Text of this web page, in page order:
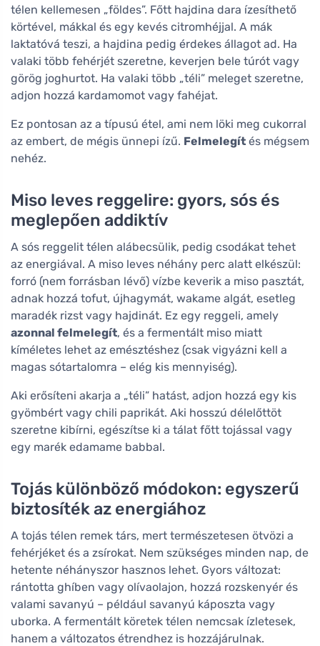
télen kellemesen „földes”. Főtt hajdina dara ízesíthető
körtével, mákkal és egy kevés citromhéjjal. A mák
laktatóvá teszi, a hajdina pedig érdekes állagot ad. Ha
valaki több fehérjét szeretne, keverjen bele túrót vagy
görög joghurtot. Ha valaki több „téli” meleget szeretne,
adjon hozzá kardamomot vagy fahéjat.
Ez pontosan az a típusú étel, ami nem löki meg cukorral
az embert, de mégis ünnepi ízű. Felmelegít és mégsem
nehéz.
Miso leves reggelire: gyors, sós és
meglepően addiktív
A sós reggelit télen alábecsülik, pedig csodákat tehet
az energiával. A miso leves néhány perc alatt elkészül:
forró (nem forrásban lévő) vízbe keverik a miso pasztát,
adnak hozzá tofut, újhagymát, wakame algát, esetleg
maradék rizst vagy hajdinát. Ez egy reggeli, amely
azonnal felmelegít, és a fermentált miso miatt
kíméletes lehet az emésztéshez (csak vigyázni kell a
magas sótartalomra – elég kis mennyiség).
Aki erősíteni akarja a „téli” hatást, adjon hozzá egy kis
gyömbért vagy chili paprikát. Aki hosszú délelőttöt
szeretne kibírni, egészítse ki a tálat főtt tojással vagy
egy marék edamame babbal.
Tojás különböző módokon: egyszerű
biztosíték az energiához
A tojás télen remek társ, mert természetesen ötvözi a
fehérjéket és a zsírokat. Nem szükséges minden nap, de
hetente néhányszor hasznos lehet. Gyors változat:
rántotta ghíben vagy olívaolajon, hozzá rozskenyér és
valami savanyú – például savanyú káposzta vagy
uborka. A fermentált köretek télen nemcsak ízletesek,
hanem a változatos étrendhez is hozzájárulnak.